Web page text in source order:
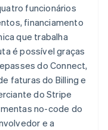
funcionários
financiamento
que trabalha
é possível graças
do Connect,
faturas do Billing e
do Stripe
no-code do
e a